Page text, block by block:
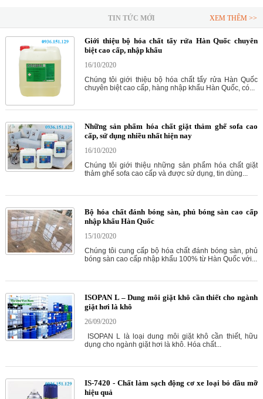
TIN TỨC MỚI XEM THÊM >>
Giới thiệu bộ hóa chất tẩy rửa Hàn Quốc chuyên
biệt cao cấp, nhập khẩu
16/10/2020
Chúng tôi giới thiệu bộ hóa chất tẩy rửa Hàn Quốc
chuyên biệt cao cấp, hàng nhập khẩu Hàn Quốc, có...
Những sản phẩm hóa chất giặt thảm ghế sofa cao
cấp, sử dụng nhiều nhất hiện nay
16/10/2020
Chúng tôi giới thiệu những sản phẩm hóa chất giặt
thảm ghế sofa cao cấp và được sử dụng, tin dùng...
Bộ hóa chất đánh bóng sàn, phủ bóng sàn cao cấp
nhập khẩu Hàn Quốc
15/10/2020
Chúng tôi cung cấp bộ hóa chất đánh bóng sàn, phủ
bóng sàn cao cấp nhập khẩu 100% từ Hàn Quốc với...
ISOPAN L – Dung môi giặt khô cần thiết cho ngành
giặt hơi là khô
26/09/2020
ISOPAN L là loại dung môi giặt khô cần thiết, hữu
dụng cho ngành giặt hơi là khô. Hóa chất...
IS-7420 - Chất làm sạch động cơ xe loại bỏ dầu mỡ
hiệu quả